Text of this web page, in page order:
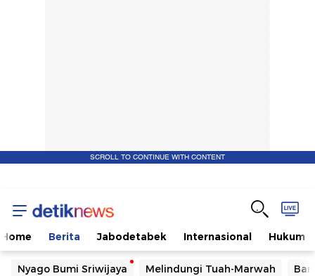
SCROLL TO CONTINUE WITH CONTENT
Home Berita Jabodetabek Internasional Hukum
Nyago Bumi Sriwijaya Melindungi Tuah-Marwah